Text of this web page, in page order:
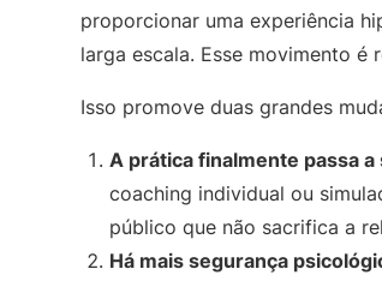
proporcionar uma experiência
larga escala. Esse movimento é
Isso promove duas grandes
A prática finalmente passa a
coaching individual ou
público que não sacrifica a
Há mais segurança